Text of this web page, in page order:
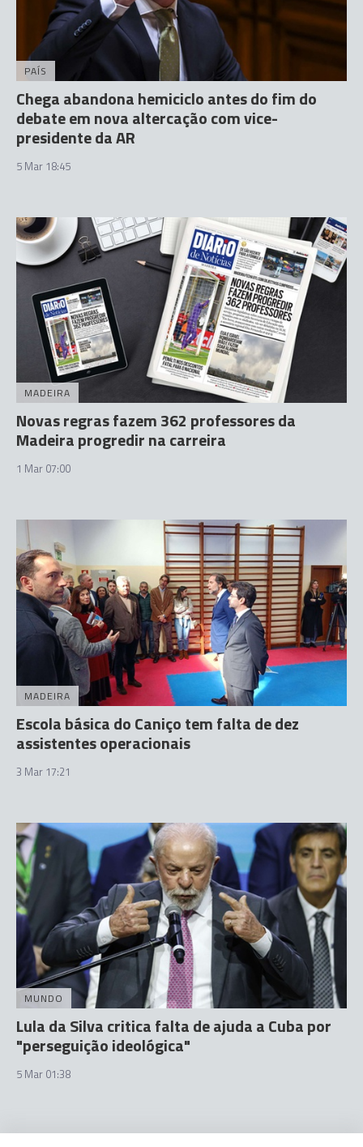
PAÍS
Chega abandona hemiciclo antes do fim do
debate em nova altercação com vice-
presidente da AR
5 Mar 18:45
MADEIRA
Novas regras fazem 362 professores da
Madeira progredir na carreira
1 Mar 07:00
MADEIRA
Escola básica do Caniço tem falta de dez
assistentes operacionais
3 Mar 17:21
MUNDO
Lula da Silva critica falta de ajuda a Cuba por
"perseguição ideológica"
5 Mar 01:38